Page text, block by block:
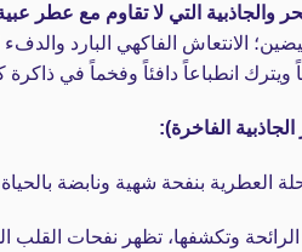
التي لا تقاوم مع عطر
الانتعاش الفاكهي البارد
انطباعاً دافئاً وفخماً في
الفاخرة):
العطرية بنفحة شهية ونابضة
وتكشفها، تظهر نفحات القلب